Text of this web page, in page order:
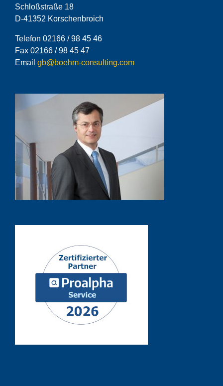
Schloßstraße 18
D-41352 Korschenbroich
Telefon 02166 / 98 45 46
Fax 02166 / 98 45 47
Email gb@boehm-consulting.com